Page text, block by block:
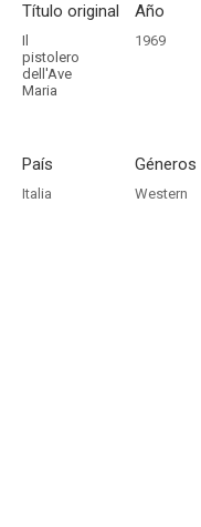
Título original
Il
pistolero
dell'Ave
Maria
Año
1969
País
Italia
Géneros
Western